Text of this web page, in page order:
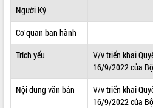
THÔNG TIN CHỈ ĐẠO ĐIỀU HÀNH
HỆ THỐNG VĂN BẢN
VĂN BẢN HĐND TỈNH
ĐIỂM TIN VĂN BẢN
Người Ký
Cơ quan ban hành
Trích yếu
V/v triển khai
16/9/2022 của
Nội dung văn bản
V/v triển khai
16/9/2022 của